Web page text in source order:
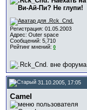
Регистрация: 01.05.2003
Адрес: Outer space
Сообщений: 5,710
Рейтинг мнений: 0
31.10.2005, 17:05
Camel